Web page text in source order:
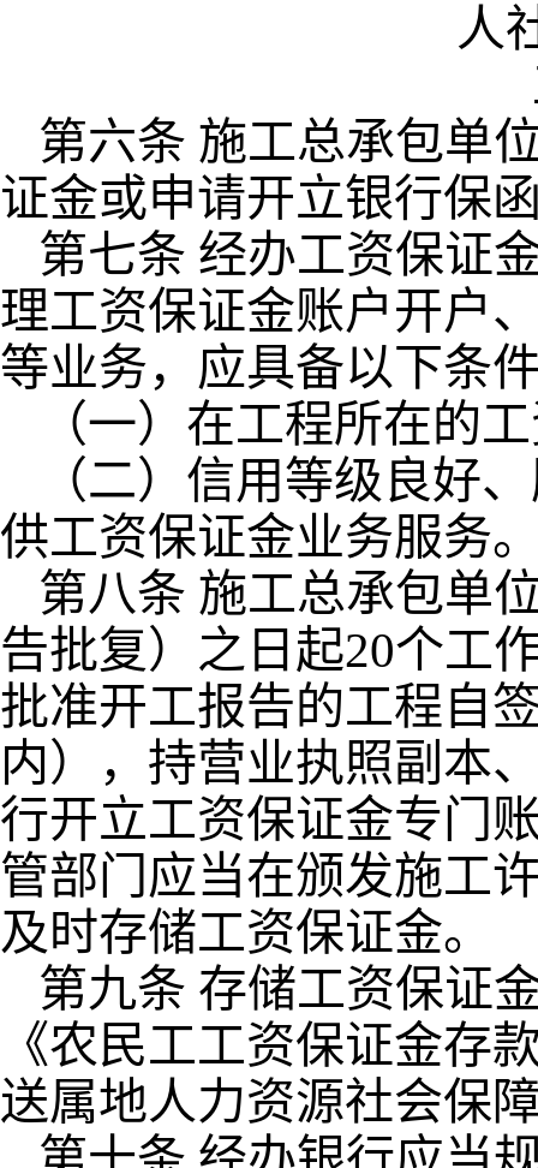
人
第六条 施工总承包单
证金或申请开立银行保
第七条 经办工资保证
理工资保证金账户开户
等业务，应具备以下条
（一）在工程所在的
（二）信用等级良好
供工资保证金业务服务
第八条 施工总承包单
告批复）之日起20个工
批准开工报告的工程自
内），持营业执照副本
行开立工资保证金专门
管部门应当在颁发施工
及时存储工资保证金。
第九条 存储工资保证
《农民工工资保证金存
送属地人力资源社会保